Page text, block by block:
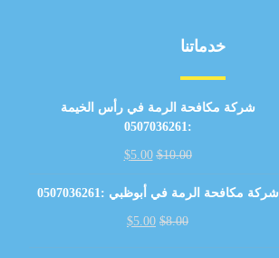
خدماتنا
شركة مكافحة الرمة في رأس الخيمة
:0507036261
$10.00
$5.00
شركة مكافحة الرمة في أبوظبي :0507036261
$8.00
$5.00